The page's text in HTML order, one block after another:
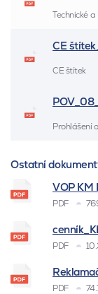
Technické
CE
CE štítek
Prohlášení
Ostatní
VOP KM
PDF
PDF
PDF